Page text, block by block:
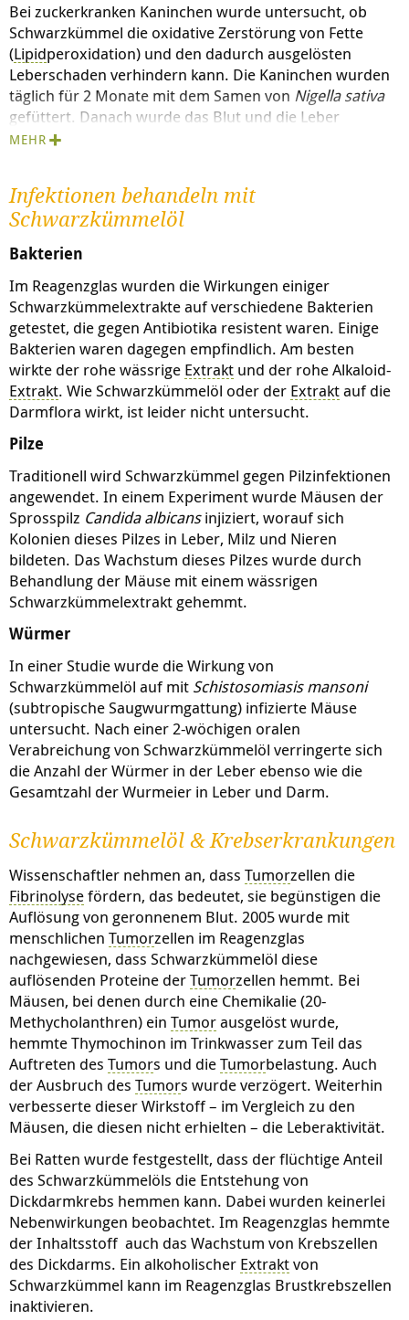
Bei zuckerkranken Kaninchen wurde untersucht, ob
Schwarzkümmel die oxidative Zerstörung von Fette
(Lipidperoxidation) und den dadurch ausgelösten
Leberschaden verhindern kann. Die Kaninchen wurden
täglich für 2 Monate mit dem Samen von Nigella sativa
gefüttert. Danach wurde das Blut und die Leber
untersucht. Die Wissenschaftler stellten fest, dass die
aufwiesen und der Leberschaden verhindert wurde.
Eventuell kann Schwarzkümmel bei Diabetikern
angewendet werden, um die Fettoxidation und den
zu fördern.
Ratten, die für 4 Wochen täglich Schwarzkümmelöl
erhielten, bevor sie mit Leber schädigenden Substanzen
behandelt wurden, wiesen weniger Leberschäden auf.
In der Volksmedizin wurde jedoch eher der Samen von
Schwarzkümmel als das Öl verwendet. Daher
untersuchte eine Forschergruppe in einem
von Schwarzkümmelsamen auf die durch eine
Chemikalie (Tetrachlorkohlenstoff) ausgelöste
Lebervergiftung. Schlussfolgerung dieses Experiments:
Die Vorbehandlung mit Schwarzkümmelsamen schützt
möglicherweise gegen die durch Tetrachlorkohlenstoff
ausgelöste Giftwirkung.
Um die Verwendung von Schwarzkümmel bei
Leberbeschwerden in der Volksmedizin zu stützen, sind
jedoch weitere Studien nötig.MagenIn einem
Experiment wurden bei Ratten Magengeschwüre durch
Alkohol ausgelöst. Eine Gruppe der Tiere erhielt vorher
Schwarzkümmelöl. Dadurch verringerte sich der
Schaden bei einem Großteil der Tiere.NiereIn einem
Experiment wurde bei Ratten durch die Verabreichung
desAntibiotikums Gentamicin eine Nierenvergiftung
Schwarzkümmelöl linderte die Giftwirkung von
Gentamicin. Dies äußerte sich an verbesserten
biochemischen und histologischen Parametern.
In einem anderen Tierexperiment mit Ratten wurde
durch das Nierengift Kaliumbromat oxidativer Stress
undTumorförderung ausgelöst. Dies spiegelte sich an
mehreren Laborparametern wider. Die Vorbeugung mit
Schwarzkümmelextrakt wirkte sich positiv aus. Die
Forscher zogen den Schluss, dass Schwarzkümmel
vorbeugend wirkt und den durch Kaliumbromat
vermittelten oxidativen Stress sowie dieTumor
förderung unterdrücken kann.
Stoffwechselstörungen
Schwarzkümmel wird traditionell bei der Behandlung
von Fettstoffwechselstörungen und erhöhten
Blutzuckerwerten eingesetzt. Der Nutzen wurde in
Tierversuchen bestätigt. Bei Ratten bewirkte die tägliche
Fütterung mit Schwarzkümmelöl für 12 Wochen
niedrigereCholesterin -,Triglycerid- und Glucosewerte
im Blut.
MEHR
Infektionen behandeln mit
Schwarzkümmelöl
Bakterien
Im Reagenzglas wurden die Wirkungen einiger
Schwarzkümmelextrakte auf verschiedene Bakterien
getestet, die gegen Antibiotika resistent waren. Einige
Bakterien waren dagegen empfindlich. Am besten
wirkte der rohe wässrige Extrakt und der rohe Alkaloid-
Extrakt. Wie Schwarzkümmelöl oder der Extraktauf die
Darmflora wirkt, ist leider nicht untersucht.
Pilze
Traditionell wird Schwarzkümmel gegen Pilzinfektionen
angewendet. In einem Experiment wurde Mäusen der
Sprosspilz Candida albicansinjiziert, worauf sich
Kolonien dieses Pilzes in Leber, Milz und Nieren
bildeten. Das Wachstum dieses Pilzes wurde durch
Behandlung der Mäuse mit einem wässrigen
Schwarzkümmelextrakt gehemmt.
Würmer
In einer Studie wurde die Wirkung von
Schwarzkümmelöl auf mit Schistosomiasis mansoni
(subtropische Saugwurmgattung) infizierte Mäuse
untersucht. Nach einer 2-wöchigen oralen
Verabreichung von Schwarzkümmelöl verringerte sich
die Anzahl der Würmer in der Leber ebenso wie die
Gesamtzahl der Wurmeier in Leber und Darm.
Schwarzkümmelöl & Krebserkrankungen
Wissenschaftler nehmen an, dass Tumorzellen die
Fibrinolysefördern, das bedeutet, sie begünstigen die
Auflösung von geronnenem Blut. 2005 wurde mit
menschlichen Tumorzellen im Reagenzglas
nachgewiesen, dass Schwarzkümmelöl diese
auflösenden Proteine derTumorzellen hemmt. Bei
Mäusen, bei denen durch eine Chemikalie (20-
Methycholanthren) ein Tumorausgelöst wurde,
hemmte Thymochinon im Trinkwasser zum Teil das
Auftreten des Tumors und dieTumorbelastung. Auch
der Ausbruch des Tumors wurde verzögert. Weiterhin
verbesserte dieser Wirkstoff – im Vergleich zu den
Mäusen, die diesen nicht erhielten – die Leberaktivität.
Bei Ratten wurde festgestellt, dass der flüchtige Anteil
des Schwarzkümmelöls die Entstehung von
Dickdarmkrebs hemmen kann. Dabei wurden keinerlei
Nebenwirkungen beobachtet. Im Reagenzglas hemmte
der Inhaltsstoff auch das Wachstum von Krebszellen
des Dickdarms. Ein alkoholischer Extraktvon
Schwarzkümmel kann im Reagenzglas Brustkrebszellen
inaktivieren.